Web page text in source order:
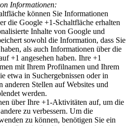
Informationen:
können Sie Informationen
die Google +1-Schaltfläche erhalten
Inhalte von Google und
sowohl die Information, dass Sie
als auch Informationen über die
+1 angesehen haben. Ihre +1
mit Ihrem Profilnamen und Ihrem
etwa in Suchergebnissen oder in
Stellen auf Websites und
werden.
über Ihre +1-Aktivitäten auf, um die
zu verbessern. Um die
zu können, benötigen Sie ein